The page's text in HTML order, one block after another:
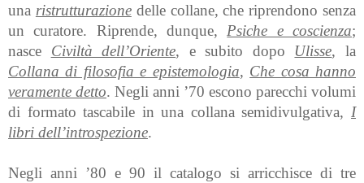
una ristrutturazionedelle collane, che riprendono senza
un curatore. Riprende, dunque,Psiche e coscienza;
nasce Civiltà dell’Oriente, e subito dopo Ulisse, la
Collana di filosofia e epistemologia, Che cosa hanno
veramente detto. Negli anni ’70 escono parecchi volumi
di formato tascabile in una collana semidivulgativa, I
libri dell’introspezione.
Negli anni ’80 e 90 il catalogo si arricchisce di tre